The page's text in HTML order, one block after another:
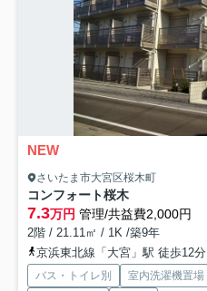
NEW
さいたま市大宮区桜木町
コンフォート桜木
7.3万円 管理/共益費2,000円
2階 / 21.11㎡ / 1K /築9年
京浜東北線「大宮」駅 徒歩12分
バス・トイレ別 室内洗濯機置場